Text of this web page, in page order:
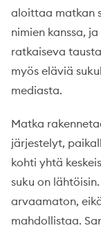
aloittaa matkan
nimien kanssa,
ratkaiseva
myös eläviä
mediasta.
Matka
järjestelyt,
kohti yhtä
suku on
arvaamaton,
mahdollistaa.